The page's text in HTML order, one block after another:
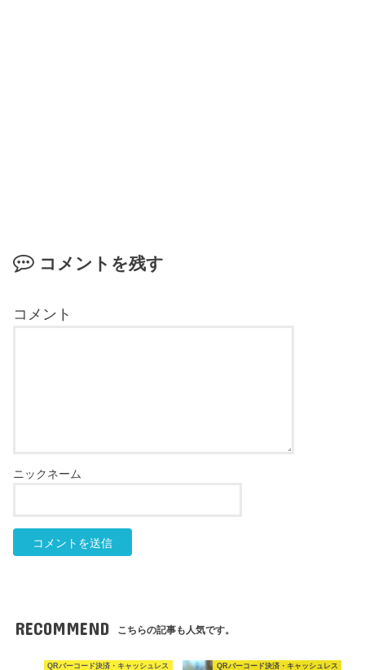
コメントを残す
RECOMMEND こちらの記事も人気です。
QRバーコード決済・キャッシュレス QRバーコード決済・キャッシュレス